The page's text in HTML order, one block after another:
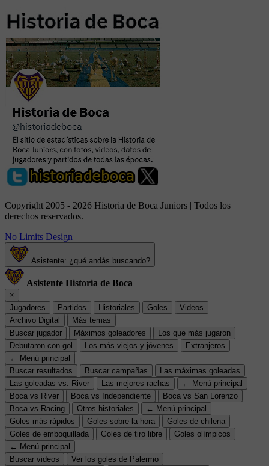
Copyright 2005 - 2026 Historia de Boca Juniors | Todos los
derechos reservados.
No Limits Design
Asistente: ¿qué andás buscando?
Asistente Historia de Boca
×
Jugadores
Partidos Historiales Goles
Videos
Archivo Digital
Más temas
Buscar jugador
Máximos goleadores
Los que más jugaron
Debutaron con gol
Los más viejos y jóvenes
Extranjeros
← Menú principal
Buscar resultados
Buscar campañas
Las máximas goleadas
Las goleadas vs. River
Las mejores rachas
← Menú principal
Boca vs River
Boca vs Independiente
Boca vs San Lorenzo
Boca vs Racing
Otros historiales
← Menú principal
Goles más rápidos
Goles sobre la hora
Goles de chilena
Goles de emboquillada
Goles de tiro libre
Goles olímpicos
← Menú principal
Buscar videos
Ver los goles de Palermo